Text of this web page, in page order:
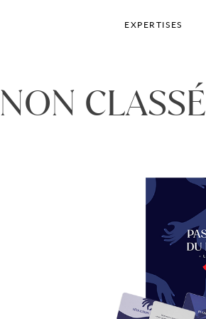
EXPERTISES
NON CLASSÉ